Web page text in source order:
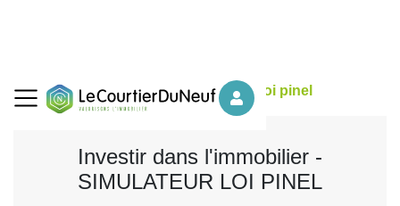
Accueil Simulateurs Simulateur loi pinel
Investir dans l'immobilier -
SIMULATEUR LOI PINEL